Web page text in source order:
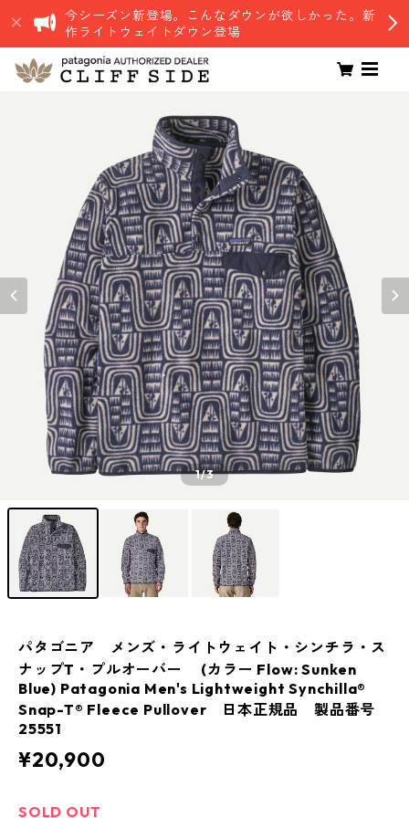
今シーズン新登場。こんなダウンが欲しかった。新
作ライトウェイトダウン登場
1/3
パタゴニア メンズ・ライトウェイト・シンチラ・ス
ナップT・プルオーバー (カラー Flow: Sunken
Blue) Patagonia Men's Lightweight Synchilla®
Snap-T® Fleece Pullover 日本正規品 製品番号
25551
¥20,900
SOLD OUT